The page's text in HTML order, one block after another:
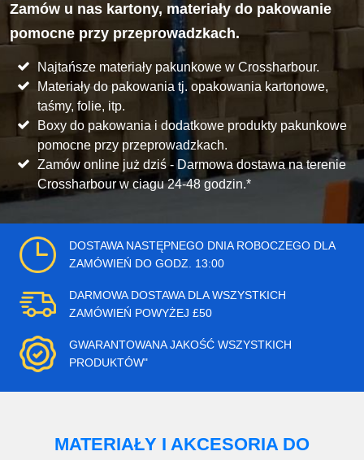
Zamów u nas kartony, materiały do pakowanie
pomocne przy przeprowadzkach.
Najtańsze materiały pakunkowe w Crossharbour.
Materiały do pakowania tj. opakowania kartonowe,
taśmy, folie, itp.
Boxy do pakowania i dodatkowe produkty pakunkowe
pomocne przy przeprowadzkach.
Zamów online już dziś - Darmowa dostawa na terenie
Crossharbour w ciagu 24-48 godzin.*
DOSTAWA NASTĘPNEGO DNIA ROBOCZEGO DLA
ZAMÓWIEŃ DO GODZ. 13:00
DARMOWA DOSTAWA DLA WSZYSTKICH
ZAMÓWIEŃ POWYŻEJ £50
GWARANTOWANA JAKOŚĆ WSZYSTKICH
PRODUKTÓW"
MATERIAŁY I AKCESORIA DO